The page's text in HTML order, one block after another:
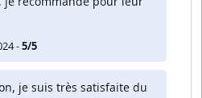
-5/5
je suis très satisfaite du